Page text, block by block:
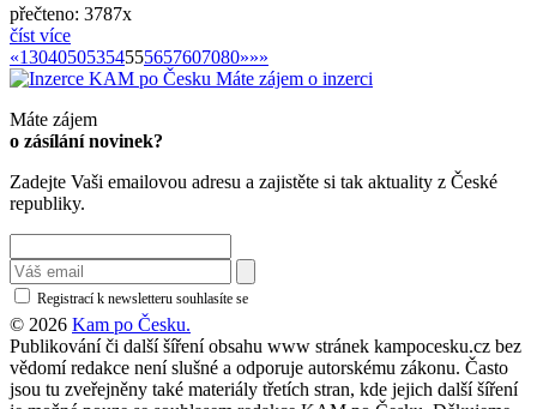
přečteno: 3787x
číst více
««13040505354555657607080»»
»»
Máte zájem o inzerci
Máte zájem
o zásílání novinek?
Zadejte Vaši emailovou adresu a zajistěte si tak aktuality z České
republiky.
Registrací k newsletteru souhlasíte se
© 2026 Kam po Česku.
Publikování či další šíření obsahu www stránek kampocesku.cz bez
vědomí redakce není slušné a odporuje autorskému zákonu. Často
jsou tu zveřejněny také materiály třetích stran, kde jejich další šíření